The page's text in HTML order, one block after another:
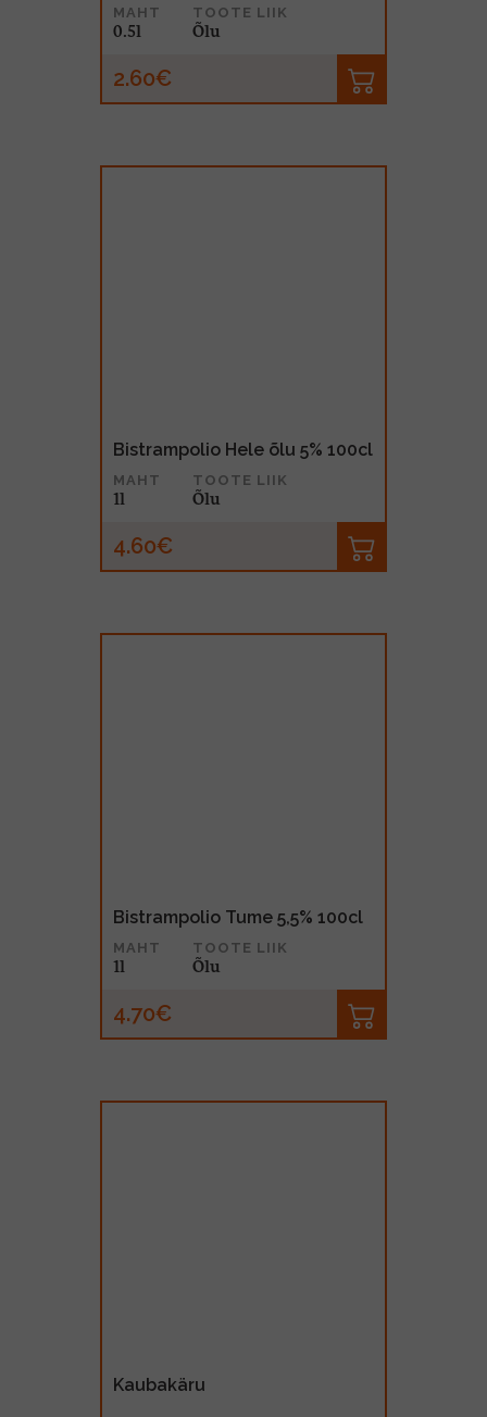
MAHT
0.5l
TOOTE LIIK
Õlu
2.60€
Bistrampolio Hele õlu 5% 100cl
MAHT
1l
TOOTE LIIK
Õlu
4.60€
Bistrampolio Tume 5,5% 100cl
MAHT
1l
TOOTE LIIK
Õlu
4.70€
Kaubakäru